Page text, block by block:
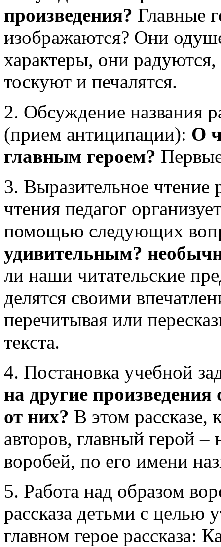
произведения? Главные
изображаются? Они
характеры, они
тоскуют и печалятся.
2. Обсуждение названия
(прием антиципации): О
главным героем?
3. Выразительное чтение
чтения педагог
помощью следующих
удивительным?
ли наши читательские
делятся своими
перечитывая или
текста.
4. Постановка учебной
на другие
от них? В этом рассказе,
авторов, главный герой –
воробей, по его имени
5. Работа над образом
рассказа детьми с целью
главном герое рассказа: